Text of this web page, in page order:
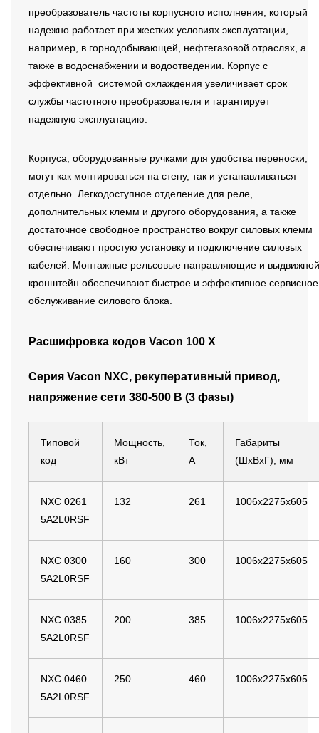
преобразователь частоты корпусного исполнения, который
надежно работает при жестких условиях эксплуатации,
например, в горнодобывающей, нефтегазовой отраслях, а
также в водоснабжении и водоотведении. Корпус c
эффективной системой охлаждения увеличивает срок
службы частотного преобразователя и гарантирует
надежную эксплуатацию.
Корпуса, оборудованные ручками для удобства переноски,
могут как монтироваться на стену, так и устанавливаться
отдельно. Легкодоступное отделение для реле,
дополнительных клемм и другого оборудования, а также
достаточное свободное пространство вокруг силовых клемм
обеспечивают простую установку и подключение силовых
кабелей. Монтажные рельсовые направляющие и выдвижной
кронштейн обеспечивают быстрое и эффективное сервисное
обслуживание силового блока.
Расшифровка кодов Vacon 100 X
Серия Vacon NXС, рекуперативный привод,
напряжение сети 380-500 B (3 фазы)
Типовой
код
Мощность,
кВт
Ток,
А
Габариты
(ШхВхГ), мм
NXC 0261
5A2L0RSF
132 261 1006x2275x605
NXC 0300
5A2L0RSF
160 300 1006x2275x605
NXC 0385
5A2L0RSF
200 385 1006x2275x605
NXC 0460
5A2L0RSF
250 460 1006x2275x605